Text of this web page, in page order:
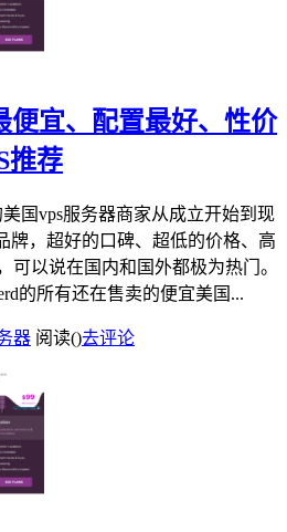
便宜、配置最好、性价
推荐
美国vps服务器商家从成立开始到现
牌，超好的口碑、超低的价格、高
可以说在国内和国外都极为热门。
的所有还在售卖的便宜美国...
器 阅读()去评论